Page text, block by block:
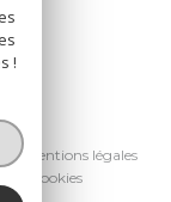
Mentions légales
Cookies
!